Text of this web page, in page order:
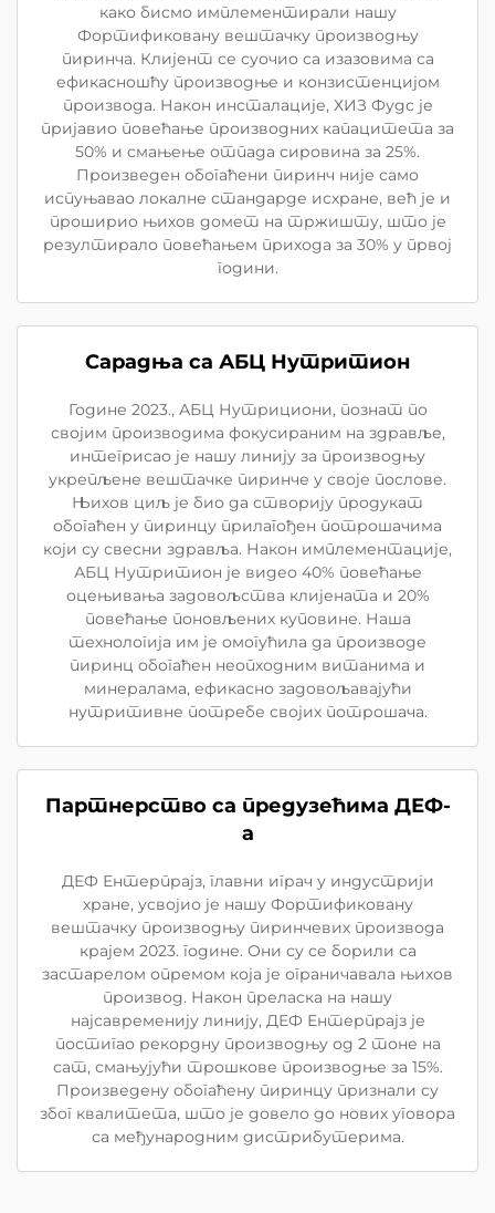
како бисмо имплементирали нашу
Фортификовану вештачку производњу
пиринча. Клијент се суочио са изазовима са
ефикасношћу производње и конзистенцијом
производа. Након инсталације, ХИЗ Фудс је
пријавио повећање производних капацитета за
50% и смањење отпада сировина за 25%.
Произведен обогаћени пиринч није само
испуњавао локалне стандарде исхране, већ је и
проширио њихов домет на тржишту, што је
резултирало повећањем прихода за 30% у првој
години.
Сарадња са АБЦ Нутритион
Године 2023., АБЦ Нутрициони, познат по
својим производима фокусираним на здравље,
интегрисао је нашу линију за производњу
укрепљене вештачке пиринче у своје послове.
Њихов циљ је био да створију продукат
обогаћен у пиринцу прилагођен потрошачима
који су свесни здравља. Након имплементације,
АБЦ Нутритион је видео 40% повећање
оцењивања задовољства клијената и 20%
повећање поновљених куповине. Наша
технологија им је омогућила да производе
пиринц обогаћен неопходним витанима и
минералама, ефикасно задовољавајући
нутритивне потребе својих потрошача.
Партнерство са предузећима ДЕФ-
а
ДЕФ Ентерпрајз, главни играч у индустрији
хране, усвојио је нашу Фортификовану
вештачку производњу пиринчевих производа
крајем 2023. године. Они су се борили са
застарелом опремом која је ограничавала њихов
производ. Након преласка на нашу
најсавременију линију, ДЕФ Ентерпрајз је
постигао рекордну производњу од 2 тоне на
сат, смањујући трошкове производње за 15%.
Произведену обогаћену пиринцу признали су
због квалитета, што је довело до нових уговора
са међународним дистрибутерима.